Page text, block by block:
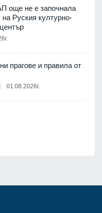
още не е започнала
Руския културно-
прагове и правила от
01.08.2026г.